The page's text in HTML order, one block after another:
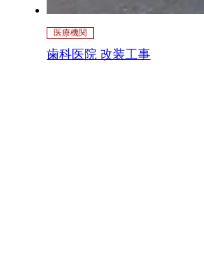
医療機関
歯科医院 改装工事